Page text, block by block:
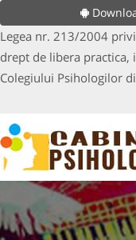
Legea nr. 213/2004
drept de libera practica,
Colegiului Psihologilor